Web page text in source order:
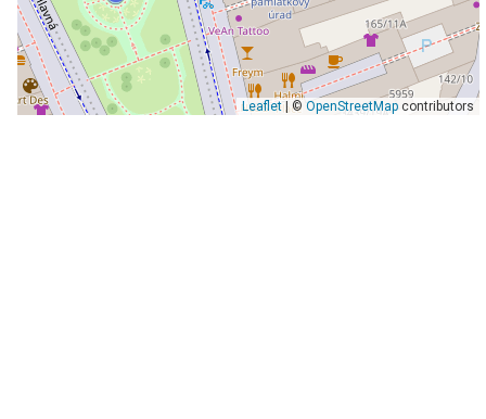
Leaflet| © OpenStreetMapcontributors